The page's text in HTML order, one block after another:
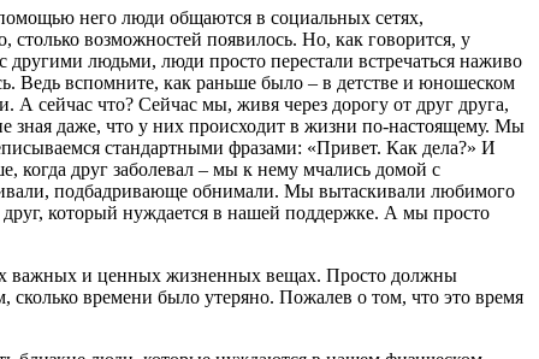
него люди общаются в социальных сетях,
возможностей появилось. Но, как говорится, у
другими людьми, люди просто перестали встречаться наживо
Ведь вспомните, как раньше было – в детстве и юношеском
А сейчас что? Сейчас мы, живя через дорогу от друг друга,
зная даже, что у них происходит в жизни по-настоящему. Мы
стандартными фразами: «Привет. Как дела?» И
когда друг заболевал – мы к нему мчались домой с
подбадривающе обнимали. Мы вытаскивали любимого
который нуждается в нашей поддержке. А мы просто
важных и ценных жизненных вещах. Просто должны
времени было утеряно. Пожалев о том, что это время